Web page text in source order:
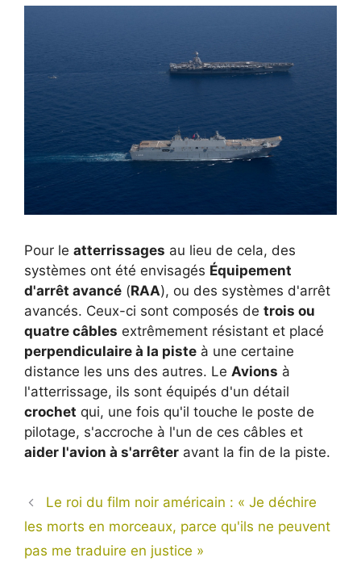
Pour le atterrissages au lieu de cela, des
systèmes ont été envisagés Équipement
d'arrêt avancé (RAA), ou des systèmes d'arrêt
avancés. Ceux-ci sont composés de trois ou
quatre câbles extrêmement résistant et placé
perpendiculaire à la piste à une certaine
distance les uns des autres. Le Avions à
l'atterrissage, ils sont équipés d'un détail
crochet qui, une fois qu'il touche le poste de
pilotage, s'accroche à l'un de ces câbles et
aider l'avion à s'arrêter avant la fin de la piste.
Le roi du film noir américain : « Je déchire
les morts en morceaux, parce qu'ils ne peuvent
pas me traduire en justice »